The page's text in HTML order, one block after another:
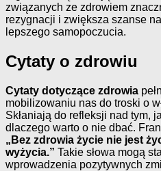
związanych ze zdrowiem
rezygnacji i zwiększa szanse
lepszego samopoczucia.
Cytaty o zdrowiu
Cytaty dotyczące zdrowia
mobilizowaniu nas do troski o
Skłaniają do refleksji nad tym,
dlaczego warto o nie dbać.
„Bez zdrowia życie nie jest
wyżycia.” Takie słowa mogą
wprowadzenia pozytywnych